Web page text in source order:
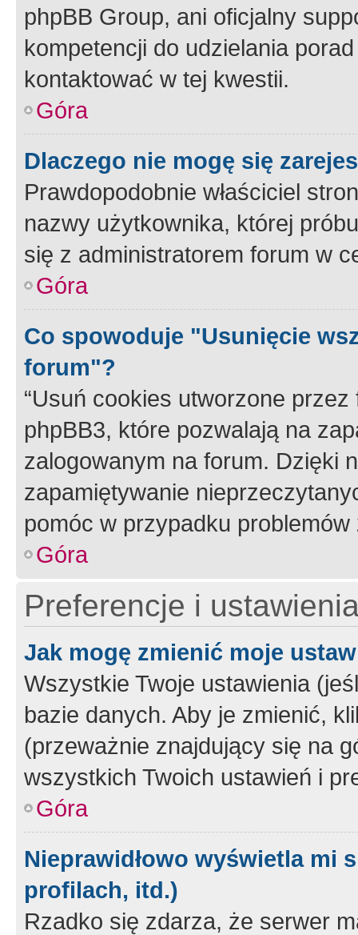
phpBB Group, ani oficjalny
kompetencji do udzielania
kontaktować w tej kwestii.
Góra
Dlaczego nie mogę się
Prawdopodobnie właściciel
nazwy użytkownika, której
się z administratorem forum w
Góra
Co spowoduje "Usunięcie
forum"?
“Usuń cookies utworzone
phpBB3, które pozwalają na
zalogowanym na forum. Dzięki
zapamiętywanie
pomóc w przypadku
Góra
Preferencje i
Jak mogę zmienić moje
Wszystkie Twoje ustawienia
bazie danych. Aby je zmienić,
(przeważnie znajdujący się na
wszystkich Twoich ustawień i
Góra
Nieprawidłowo wyświetla mi
profilach, itd.)
Rzadko się zdarza, że serwer